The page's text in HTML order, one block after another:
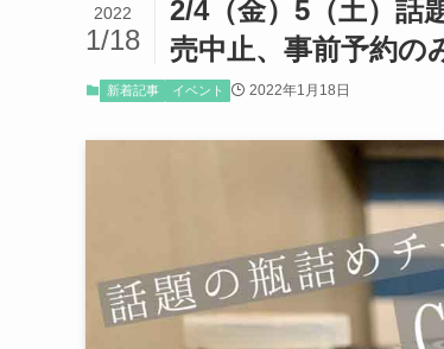
2/4（金）5（土）話
売中止、事前予約の
2022
1/18
新着記事 イベント 2022年1月18日